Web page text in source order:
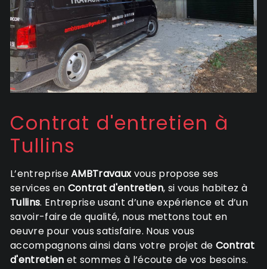
Contrat d'entretien à
Tullins
L’entrepriseAMBTravauxvous propose ses
services en Contrat d'entretien, si vous habitez à
Tullins. Entreprise usant d’une expérience et d’un
savoir-faire de qualité, nous mettons tout en
oeuvre pour vous satisfaire. Nous vous
accompagnons ainsi dans votre projet de Contrat
d'entretien et sommes à l’écoute de vos besoins.